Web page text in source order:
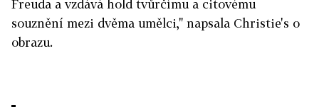
Freuda a vzdává hold tvůrčímu a citovému
souznění mezi dvěma umělci," napsala Christie's o
obrazu.